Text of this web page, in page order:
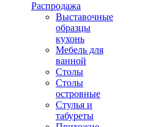
Распродажа
Выставочные
образцы
кухонь
Мебель для
ванной
Столы
Столы
островные
Стулья и
табуреты